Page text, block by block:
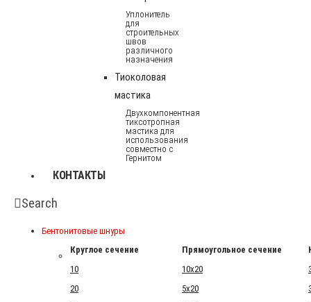
Уплонитель
для
строительных
швов
различного
назначения
Тиоколовая
мастика
Двухкомпонентная
тиксотропная
мастика для
использования
совместно с
Гернитом
КОНТАКТЫ
Search
Бентонитовые шнуры
Круглое сечение
Прямоугольное сечение
10
10x20
20
5x20